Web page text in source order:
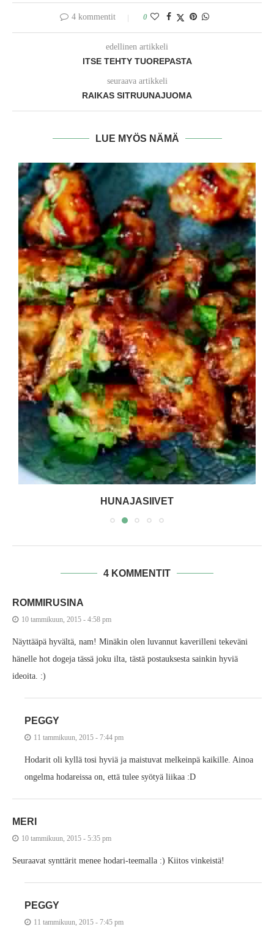
4 kommentit 0
edellinen artikkeli
ITSE TEHTY TUOREPASTA
seuraava artikkeli
RAIKAS SITRUUNAJUOMA
LUE MYÖS NÄMÄ
HUNAJASIIVET
4 KOMMENTIT
ROMMIRUSINA
10 tammikuun, 2015 - 4:58 pm
Näyttääpä hyvältä, nam! Minäkin olen luvannut kaverilleni tekeväni
hänelle hot dogeja tässä joku ilta, tästä postauksesta sainkin hyviä
ideoita. :)
PEGGY
11 tammikuun, 2015 - 7:44 pm
Hodarit oli kyllä tosi hyviä ja maistuvat melkeinpä kaikille. Ainoa
ongelma hodareissa on, että tulee syötyä liikaa :D
MERI
10 tammikuun, 2015 - 5:35 pm
Seuraavat synttärit menee hodari-teemalla :) Kiitos vinkeistä!
PEGGY
11 tammikuun, 2015 - 7:45 pm